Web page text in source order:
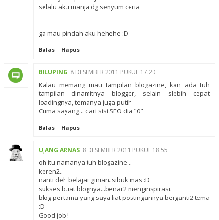
selalu aku manja dg senyum ceria
ga mau pindah aku hehehe :D
Balas Hapus
BILUPING 8 DESEMBER 2011 PUKUL 17.20
Kalau memang mau tampilan blogazine, kan ada tuh
tampilan dinamitnya blogger, selain slebih cepat
loadingnya, temanya juga putih
Cuma sayang... dari sisi SEO dia "0"
Balas Hapus
UJANG ARNAS 8 DESEMBER 2011 PUKUL 18.55
oh itu namanya tuh blogazine ..
keren2..
nanti deh belajar ginian..sibuk mas :D
sukses buat blognya...benar2 menginspirasi.
blog pertama yang saya liat postingannya berganti2 tema
:D
Good job !